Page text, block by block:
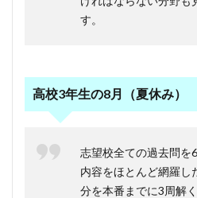
す。
高校3年生の8月（夏休み）
志望校全ての過去問を
内容をほとんど網羅し
分を本番までに3周解